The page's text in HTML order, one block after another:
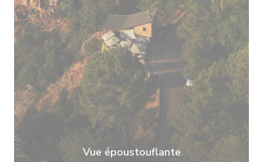
Vue époustouflante